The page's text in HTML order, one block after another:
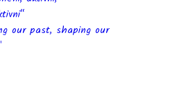
our past, shaping our